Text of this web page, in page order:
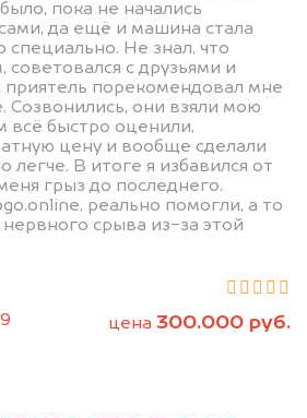
пока не начались
да ещё и машина стала
специально. Не знал, что
советовался с друзьями и
порекомендовал мне
Созвонились, они взяли мою
всё быстро оценили,
цену и вообще сделали
легче. В итоге я избавился от
грыз до последнего.
реально помогли, а то
срыва из-за этой
цена 300.000 руб.
стоимость
на обработку своих
данных и соглашаюсь с
конфиденциальности